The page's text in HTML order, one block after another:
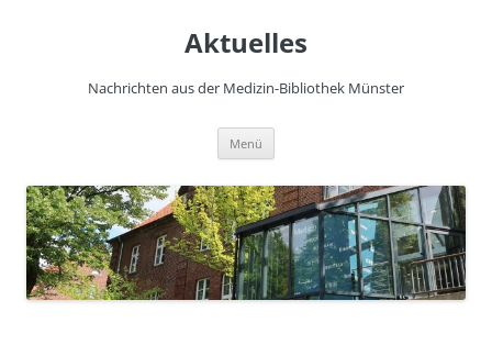
Aktuelles
Nachrichten aus der Medizin-Bibliothek Münster
Menü